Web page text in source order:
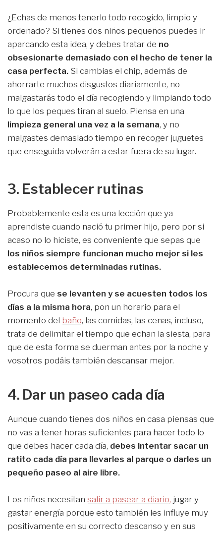
¿Echas de menos tenerlo todo recogido, limpio y
ordenado? Si tienes dos niños pequeños puedes ir
aparcando esta idea, y debes tratar de no
obsesionarte demasiado con el hecho de tener la
casa perfecta. Si cambias el chip, además de
ahorrarte muchos disgustos diariamente, no
malgastarás todo el día recogiendo y limpiando todo
lo que los peques tiran al suelo. Piensa en una
limpieza general una vez a la semana, y no
malgastes demasiado tiempo en recoger juguetes
que enseguida volverán a estar fuera de su lugar.
3. Establecer rutinas
Probablemente esta es una lección que ya
aprendiste cuando nació tu primer hijo, pero por si
acaso no lo hiciste, es conveniente que sepas que
los niños siempre funcionan mucho mejor si les
establecemos determinadas rutinas.
Procura que se levanten y se acuesten todos los
días a la misma hora, pon un horario para el
momento del baño, las comidas, las cenas, incluso,
trata de delimitar el tiempo que echan la siesta, para
que de esta forma se duerman antes por la noche y
vosotros podáis también descansar mejor.
4. Dar un paseo cada día
Aunque cuando tienes dos niños en casa piensas que
no vas a tener horas suficientes para hacer todo lo
que debes hacer cada día, debes intentar sacar un
ratito cada día para llevarles al parque o darles un
pequeño paseo al aire libre.
Los niños necesitan salir a pasear a diario, jugar y
gastar energía porque esto también les influye muy
positivamente en su correcto descanso y en sus